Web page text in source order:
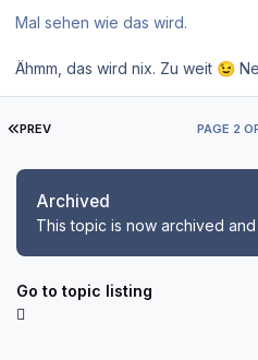
Mal sehen wie das wird.
Ähmm, das wird nix. Zu weit 😉
FIRST PAGE
PREV PAGE 2
Archived
This topic is now archived
Go to topic listing